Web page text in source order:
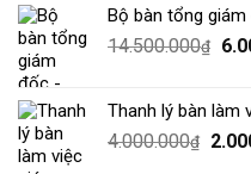
Bộ bàn tổng giám
14.500.000₫
Thanh lý bàn làm
4.000.000₫